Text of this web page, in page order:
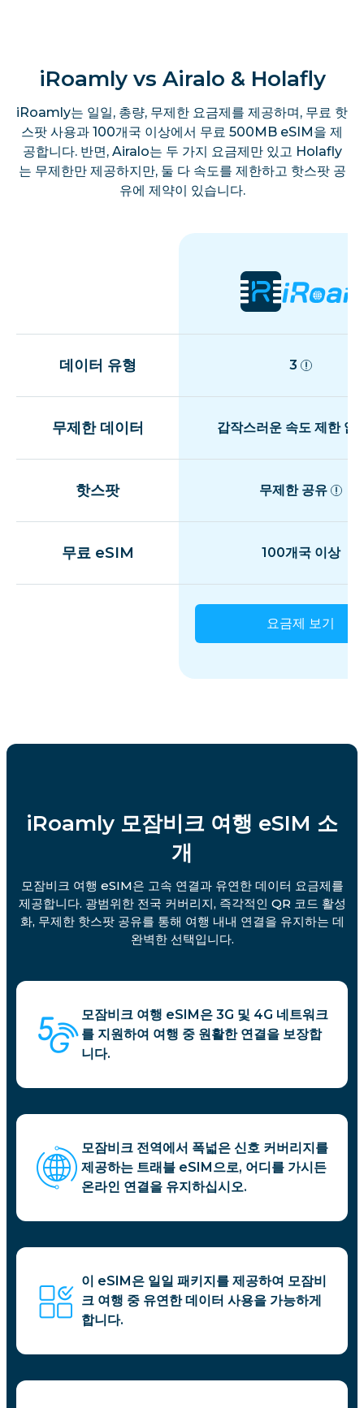
iRoamly vs Airalo & Holafly
iRoamly는 일일, 총량, 무제한 요금제를 제공하며, 무료 핫
스팟 사용과 100개국 이상에서 무료 500MB eSIM을 제
공합니다. 반면, Airalo는 두 가지 요금제만 있고 Holafly
는 무제한만 제공하지만, 둘 다 속도를 제한하고 핫스팟 공
유에 제약이 있습니다.
데이터 유형 3
무제한 데이터 갑작스러운 속도 제한 없
핫스팟 무제한 공유
무료 eSIM 100개국 이상
요금제 보기
iRoamly 모잠비크 여행 eSIM 소
개
모잠비크 여행 eSIM은 고속 연결과 유연한 데이터 요금제를
제공합니다. 광범위한 전국 커버리지, 즉각적인 QR 코드 활성
화, 무제한 핫스팟 공유를 통해 여행 내내 연결을 유지하는 데
완벽한 선택입니다.
모잠비크 여행 eSIM은 3G 및 4G 네트워크
를 지원하여 여행 중 원활한 연결을 보장합
니다.
모잠비크 전역에서 폭넓은 신호 커버리지를
제공하는 트래블 eSIM으로, 어디를 가시든
온라인 연결을 유지하십시오.
이 eSIM은 일일 패키지를 제공하여 모잠비
크 여행 중 유연한 데이터 사용을 가능하게
합니다.